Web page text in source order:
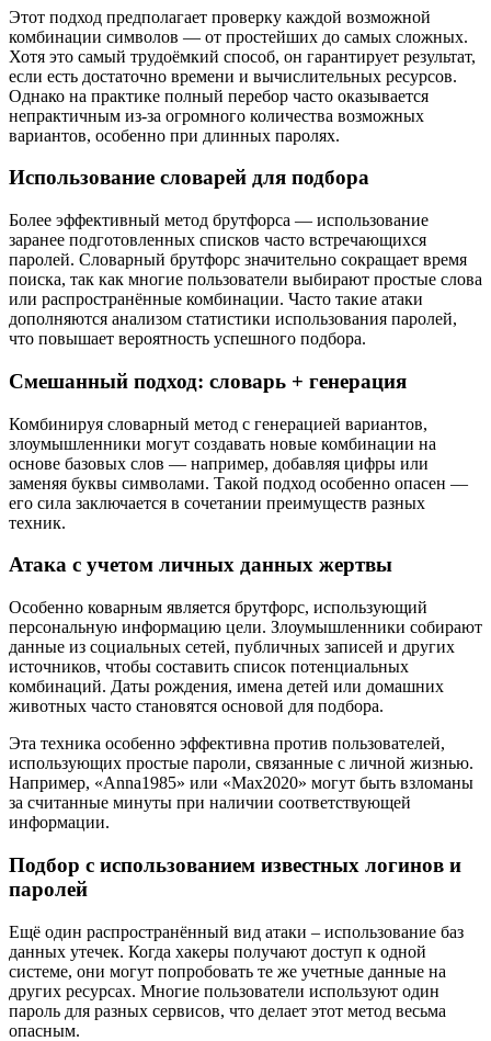
Этот подход предполагает проверку каждой возможной
комбинации символов — от простейших до самых сложных.
Хотя это самый трудоёмкий способ, он гарантирует результат,
если есть достаточно времени и вычислительных ресурсов.
Однако на практике полный перебор часто оказывается
непрактичным из-за огромного количества возможных
вариантов, особенно при длинных паролях.
Использование словарей для подбора
Более эффективный метод брутфорса — использование
заранее подготовленных списков часто встречающихся
паролей. Словарный брутфорс значительно сокращает время
поиска, так как многие пользователи выбирают простые слова
или распространённые комбинации. Часто такие атаки
дополняются анализом статистики использования паролей,
что повышает вероятность успешного подбора.
Смешанный подход: словарь + генерация
Комбинируя словарный метод с генерацией вариантов,
злоумышленники могут создавать новые комбинации на
основе базовых слов — например, добавляя цифры или
заменяя буквы символами. Такой подход особенно опасен —
его сила заключается в сочетании преимуществ разных
техник.
Атака с учетом личных данных жертвы
Особенно коварным является брутфорс, использующий
персональную информацию цели. Злоумышленники собирают
данные из социальных сетей, публичных записей и других
источников, чтобы составить список потенциальных
комбинаций. Даты рождения, имена детей или домашних
животных часто становятся основой для подбора.
Эта техника особенно эффективна против пользователей,
использующих простые пароли, связанные с личной жизнью.
Например, «Anna1985» или «Max2020» могут быть взломаны
за считанные минуты при наличии соответствующей
информации.
Подбор с использованием известных логинов и
паролей
Ещё один распространённый вид атаки – использование баз
данных утечек. Когда хакеры получают доступ к одной
системе, они могут попробовать те же учетные данные на
других ресурсах. Многие пользователи используют один
пароль для разных сервисов, что делает этот метод весьма
опасным.